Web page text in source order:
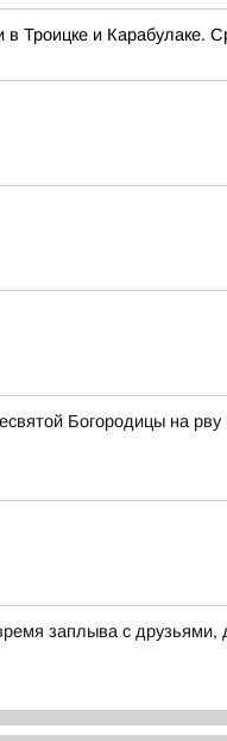
Троицке и Карабулаке.
Богородицы на
заплыва с друзьями,